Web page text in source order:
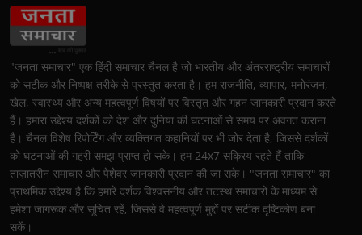
"जनता समाचार" एक हिंदी समाचार चैनल है जो भारतीय और अंतरराष्ट्रीय समाचारों
को सटीक और निष्पक्ष तरीके से प्रस्तुत करता है। हम राजनीति, व्यापार, मनोरंजन,
खेल, स्वास्थ्य और अन्य महत्वपूर्ण विषयों पर विस्तृत और गहन जानकारी प्रदान करते
हैं। हमारा उद्देश्य दर्शकों को देश और दुनिया की घटनाओं से समय पर अवगत कराना
है। चैनल विशेष रिपोर्टिंग और व्यक्तिगत कहानियों पर भी जोर देता है, जिससे दर्शकों
को घटनाओं की गहरी समझ प्राप्त हो सके। हम 24x7 सक्रिय रहते हैं ताकि
ताज़ातरीन समाचार और पेशेवर जानकारी प्रदान की जा सके। "जनता समाचार" का
प्राथमिक उद्देश्य है कि हमारे दर्शक विश्वसनीय और तटस्थ समाचारों के माध्यम से
हमेशा जागरूक और सूचित रहें, जिससे वे महत्वपूर्ण मुद्दों पर सटीक दृष्टिकोण बना
सकें।